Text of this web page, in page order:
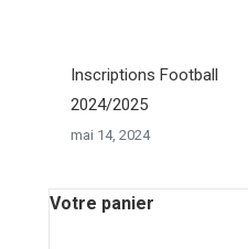
Inscriptions Football
2024/2025
mai 14, 2024
Votre panier